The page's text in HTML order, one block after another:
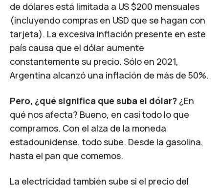
de dólares está limitada a US $200 mensuales
(incluyendo compras en USD que se hagan con
tarjeta). La excesiva inflación presente en este
país causa que el dólar aumente
constantemente su precio. Sólo en 2021,
Argentina alcanzó una inflación de más de 50%.
Pero, ¿qué significa que suba el dólar? ¿En
qué nos afecta? Bueno, en casi todo lo que
compramos. Con el alza de la moneda
estadounidense, todo sube. Desde la gasolina,
hasta el pan que comemos.
La electricidad también sube si el precio del